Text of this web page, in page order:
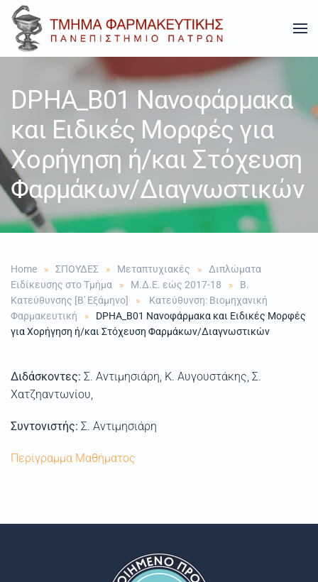
Skip to main content
DPHA_B01 Νανοφάρμακα
και Eιδικές Mορφές για
Xορήγηση ή/και Στόχευση
Φαρμάκων/Διαγνωστικών
Home ΣΠΟΥΔΕΣ Μεταπτυχιακές
Διπλώματα
Ειδίκευσης στο Τμήμα
Μ.Δ.Ε. εώς 2017-18
Β.
Κατεύθυνσης [Β' Εξάμηνο]
Κατεύθυνση: Βιομηχανική
Φαρμακευτική
DPHA_B01 Νανοφάρμακα και Eιδικές Mορφές
για Xορήγηση ή/και Στόχευση Φαρμάκων/Διαγνωστικών
Διδάσκοντες: Σ. Αντιμησιάρη, Κ. Αυγουστάκης, Σ.
Χατζηαντωνίου,
Συντονιστής: Σ. Αντιμησιάρη
Περίγραμμα Μαθήματος